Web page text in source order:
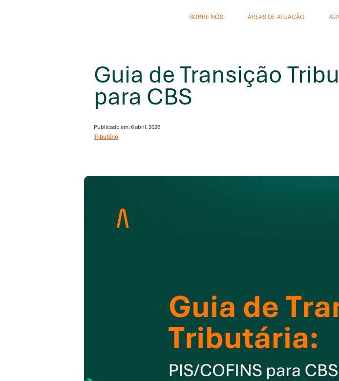
SOBRE NÓS ÁREAS DE ATUAÇÃO
Guia de Transição
para CBS
Publicado em: 6 abril, 2026
Tributário